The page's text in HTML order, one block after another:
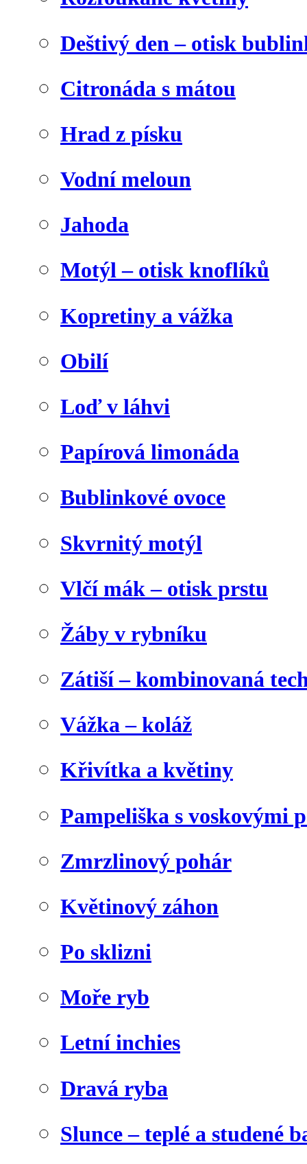
Deštivý den – otisk
Citronáda s mátou
Hrad z písku
Vodní meloun
Jahoda
Motýl – otisk knoflíků
Kopretiny a vážka
Obilí
Loď v láhvi
Papírová limonáda
Bublinkové ovoce
Skvrnitý motýl
Vlčí mák – otisk prstu
Žáby v rybníku
Zátiší – kombinovaná
Vážka – koláž
Křivítka a květiny
Pampeliška s voskovými
Zmrzlinový pohár
Květinový záhon
Po sklizni
Moře ryb
Letní inchies
Dravá ryba
Slunce – teplé a studené